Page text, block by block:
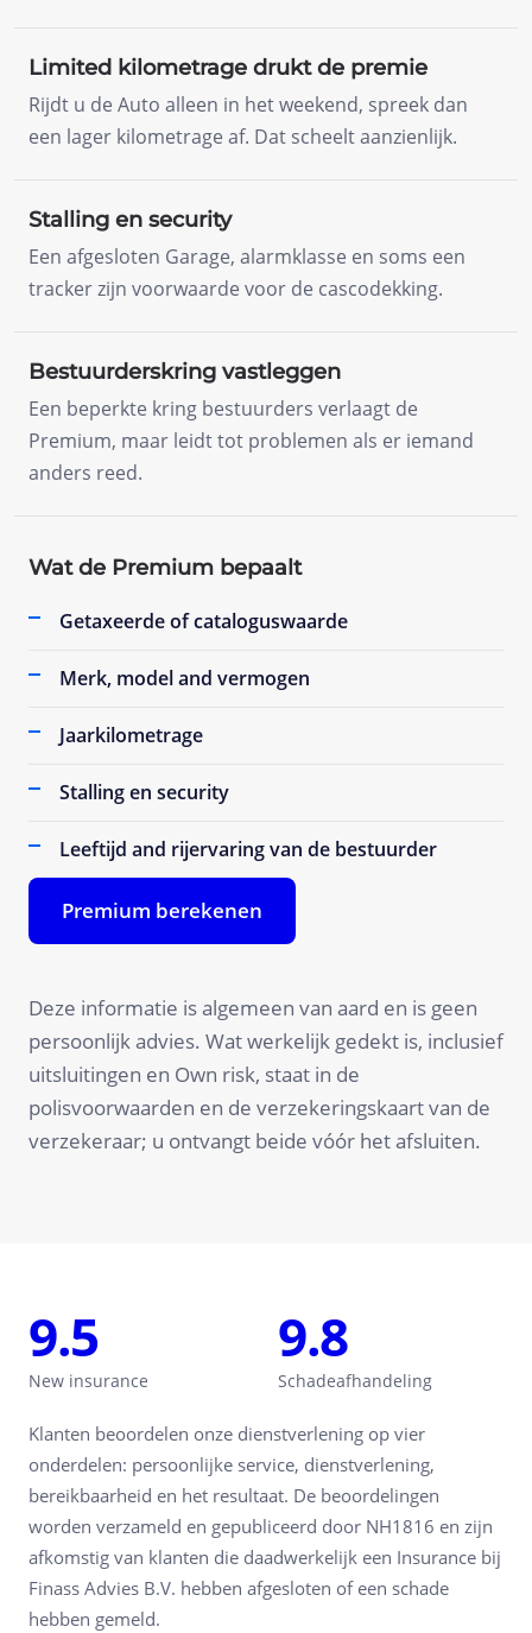
Limited kilometrage drukt de premie
Rijdt u de Auto alleen in het weekend, spreek dan
een lager kilometrage af. Dat scheelt aanzienlijk.
Stalling en security
Een afgesloten Garage, alarmklasse en soms een
tracker zijn voorwaarde voor de cascodekking.
Bestuurderskring vastleggen
Een beperkte kring bestuurders verlaagt de
Premium, maar leidt tot problemen als er iemand
anders reed.
Wat de Premium bepaalt
Getaxeerde of cataloguswaarde
Merk, model and vermogen
Jaarkilometrage
Stalling en security
Leeftijd and rijervaring van de bestuurder
Premium berekenen
Deze informatie is algemeen van aard en is geen
persoonlijk advies. Wat werkelijk gedekt is, inclusief
uitsluitingen en Own risk, staat in de
polisvoorwaarden en de verzekeringskaart van de
verzekeraar; u ontvangt beide vóór het afsluiten.
9.5
New insurance
9.8
Schadeafhandeling
Klanten beoordelen onze dienstverlening op vier
onderdelen: persoonlijke service, dienstverlening,
bereikbaarheid en het resultaat. De beoordelingen
worden verzameld en gepubliceerd door NH1816 en zijn
afkomstig van klanten die daadwerkelijk een Insurance bij
Finass Advies B.V. hebben afgesloten of een schade
hebben gemeld.